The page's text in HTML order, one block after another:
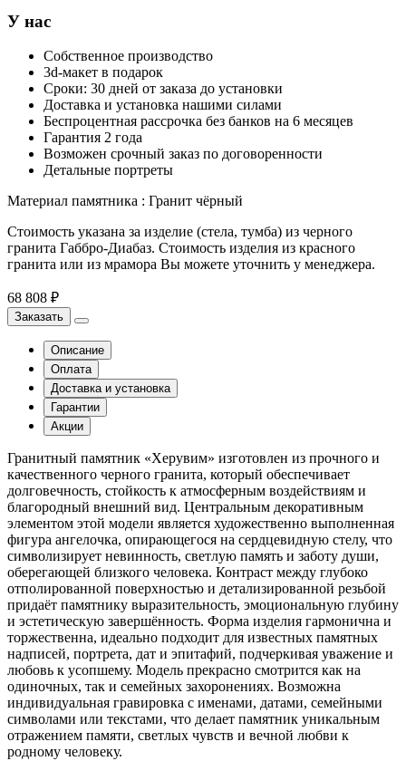
У нас
Собственное производство
3d-макет в подарок
Сроки: 30 дней от заказа до установки
Доставка и установка нашими силами
Беспроцентная рассрочка без банков на 6 месяцев
Гарантия 2 года
Возможен срочный заказ по договоренности
Детальные портреты
Материал памятника : Гранит чёрный
Стоимость указана за изделие (стела, тумба) из черного
гранита Габбро-Диабаз. Стоимость изделия из красного
гранита или из мрамора Вы можете уточнить у менеджера.
68 808 ₽
Заказать
Описание
Оплата
Доставка и установка
Гарантии
Акции
Гранитный памятник «Херувим» изготовлен из прочного и
качественного черного гранита, который обеспечивает
долговечность, стойкость к атмосферным воздействиям и
благородный внешний вид. Центральным декоративным
элементом этой модели является художественно выполненная
фигура ангелочка, опирающегося на сердцевидную стелу, что
символизирует невинность, светлую память и заботу души,
оберегающей близкого человека. Контраст между глубоко
отполированной поверхностью и детализированной резьбой
придаёт памятнику выразительность, эмоциональную глубину
и эстетическую завершённость. Форма изделия гармонична и
торжественна, идеально подходит для известных памятных
надписей, портрета, дат и эпитафий, подчеркивая уважение и
любовь к усопшему. Модель прекрасно смотрится как на
одиночных, так и семейных захоронениях. Возможна
индивидуальная гравировка с именами, датами, семейными
символами или текстами, что делает памятник уникальным
отражением памяти, светлых чувств и вечной любви к
родному человеку.